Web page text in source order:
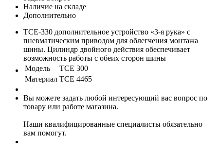
Наличие на складе
Дополнительно
TCE-330 дополнительное устройство «3-я рука» с
пневматическим приводом для облегчения монтажа
шины. Цилиндр двойного действия обеспечивает
возможность работы с обеих сторон шины
Модель
TCE 300
Материал TCE 4465
Вы можете задать любой интересующий вас вопрос по
товару или работе магазина.
Наши квалифицированные специалисты обязательно
вам помогут.